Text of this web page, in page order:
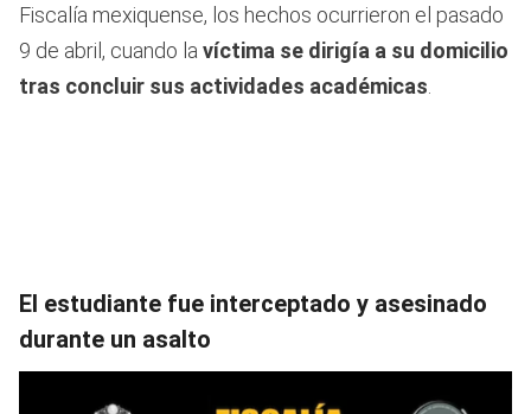
Fiscalía mexiquense, los hechos ocurrieron el pasado
9 de abril, cuando la víctima se dirigía a su domicilio
tras concluir sus actividades académicas
El estudiante fue interceptado y asesinado
durante un asalto